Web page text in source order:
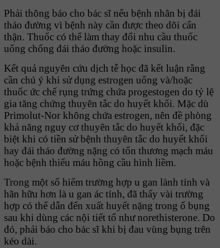
Phải thông báo cho bác sĩ nếu bệnh nhân bị đái
tháo đường vì bệnh này cần được theo dõi cẩn
thận. Thuốc có thể làm thay đổi nhu cầu thuốc
uống chống đái tháo đường hoặc insulin.
Kết quả nguyên cứu dịch tễ học đã kết luận rằng
cần chú ý khi sử dụng estrogen uống và/hoặc
thuốc ức chế rụng trứng chứa progestogen do tỷ lệ
gia tăng chứng thuyên tắc do huyết khối. Mặc dù
Primolut-Nor không chứa estrogen, nên đề phòng
khả năng nguy cơ thuyên tắc do huyết khối, đặc
biệt khi có tiền sử bệnh thuyên tắc do huyết khối
hay đái tháo đường nặng có tổn thương mạch máu
hoặc bệnh thiếu máu hồng cầu hình liềm.
Trong một số hiếm trường hợp u gan lành tính và
hãn hữu hơn là u gan ác tính, đã thấy vài trường
hợp có thể dẫn đến xuất huyết nặng trong ổ bụng
sau khi dùng các nội tiết tố như norethisterone. Do
đó, phải báo cho bác sĩ khi bị đau vùng bụng trên
kéo dài.